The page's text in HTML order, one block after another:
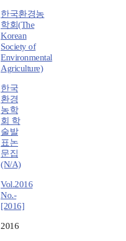
한국환경농
학회(The
Korean
Society of
Environmental
Agriculture)
한국
환경
농학
회 학
술발
표논
문집
(N/A)
Vol.2016
No.-
[2016]
2016